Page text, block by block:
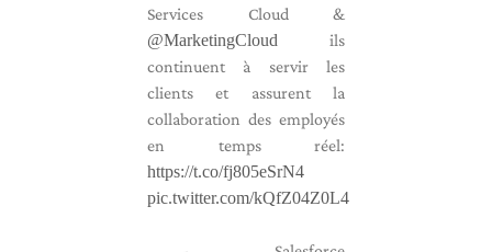
Services Cloud &
@MarketingCloud ils
continuent à servir les
clients et assurent la
collaboration des employés
en temps réel:
https://t.co/fj805eSrN4
pic.twitter.com/kQfZ04Z0L4